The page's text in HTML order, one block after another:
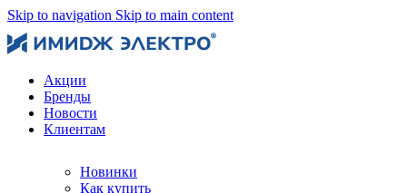
Skip to navigation Skip to main content
Акции
Бренды
Новости
Клиентам
Новинки
Как купить